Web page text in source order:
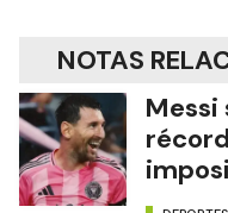
NOTAS
Messi